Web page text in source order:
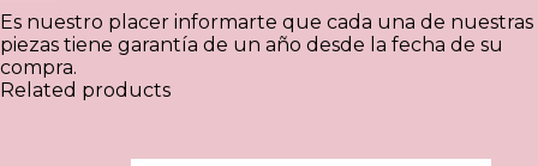
Es nuestro placer informarte que cada una de nuestras
piezas tiene garantía de un año desde la fecha de su
compra.
Related products